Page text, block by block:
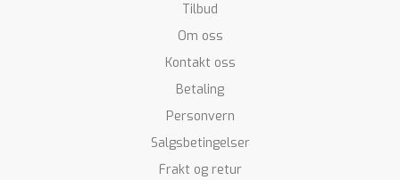
Tilbud
Om oss
Kontakt oss
Betaling
Personvern
Salgsbetingelser
Frakt og retur